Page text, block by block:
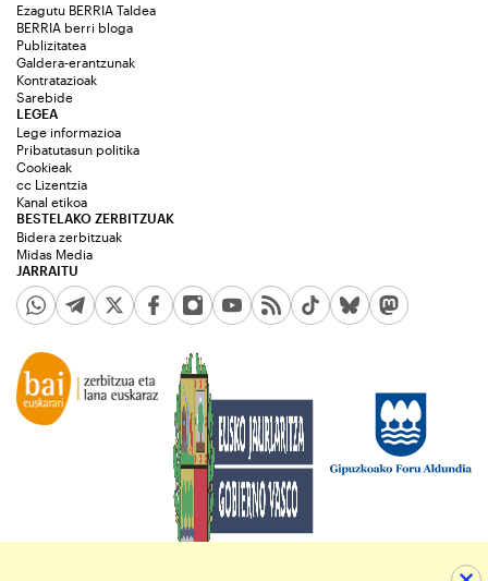
Ezagutu BERRIA Taldea
BERRIA berri bloga
Publizitatea
Galdera-erantzunak
Kontratazioak
Sarebide
JARRAITU
LEGEA
Lege informazioa
Pribatutasun politika
Cookieak
cc Lizentzia
Kanal etikoa
BESTELAKO ZERBITZUAK
Bidera zerbitzuak
Midas Media